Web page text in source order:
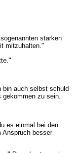
starken
mitzuhalten."
bin auch selbst schuld
gekommen zu sein.
es einmal bei den
Anspruch besser